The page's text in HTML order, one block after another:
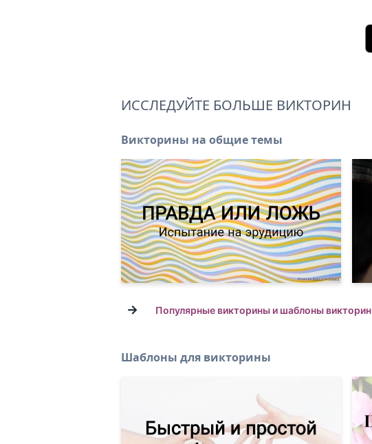
ИССЛЕДУЙТЕ БОЛЬШЕ ВИКТОРИН
Викторины на общие темы
→ Популярные викторины и шаблоны викторин
Шаблоны для викторины